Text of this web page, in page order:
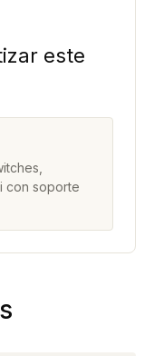
este
con soporte